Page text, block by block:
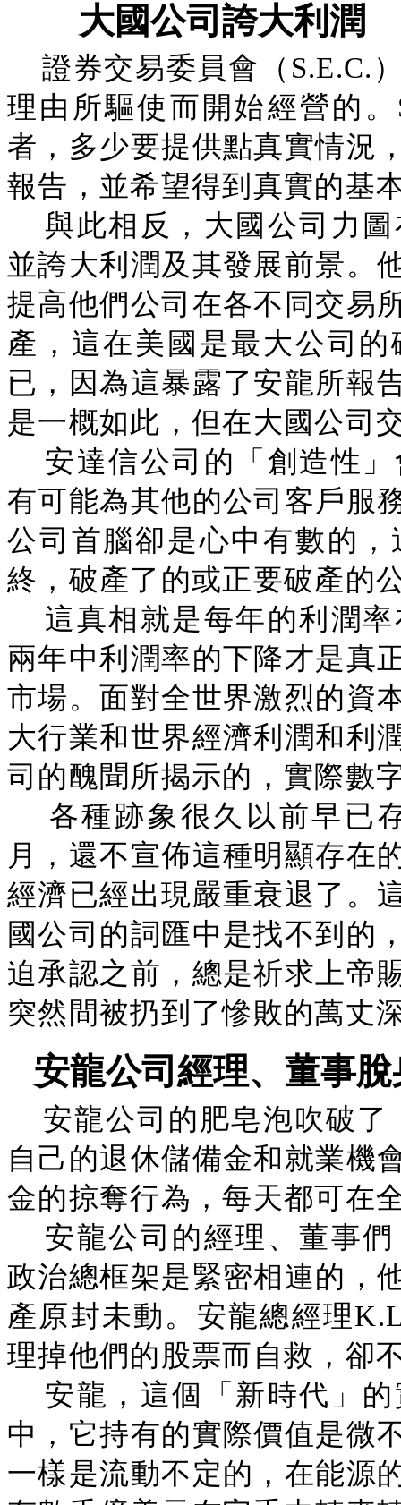
大國公司誇大利潤
證券交易委員會（S.E.C.
理由所驅使而開始經營的
者，多少要提供點真實情況
報告，並希望得到真實的基
與此相反，大國公司力
並誇大利潤及其發展前景。
提高他們公司在各不同交易
產，這在美國是最大公司
已，因為這暴露了安龍所報
是一概如此，但在大國公司
安達信公司的「創造性
有可能為其他的公司客戶服
公司首腦卻是心中有數的
終，破產了的或正要破產的
這真相就是每年的利潤
兩年中利潤率的下降才是真
市場。面對全世界激烈的資
大行業和世界經濟利潤和
司的醜聞所揭示的，實際數
各種跡象很久以前早已
月，還不宣佈這種明顯存在
經濟已經出現嚴重衰退了。
國公司的詞匯中是找不到的
迫承認之前，總是祈求上帝
突然間被扔到了慘敗的萬丈
安龍公司經理、董事
安龍公司的肥皂泡吹破了
自己的退休儲備金和就業機
金的掠奪行為，每天都可在
安龍公司的經理、董事
政治總框架是緊密相連的，
產原封未動。安龍總經理
理掉他們的股票而自救，卻
安龍，這個「新時代」
中，它持有的實際價值是微
一樣是流動不定的，在能源